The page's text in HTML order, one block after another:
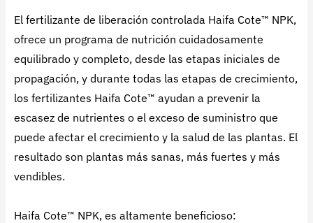
El fertilizante de liberación controlada Haifa Cote™ NPK,
ofrece un programa de nutrición cuidadosamente
equilibrado y completo, desde las etapas iniciales de
propagación, y durante todas las etapas de crecimiento,
los fertilizantes Haifa Cote™ ayudan a prevenir la
escasez de nutrientes o el exceso de suministro que
puede afectar el crecimiento y la salud de las plantas. El
resultado son plantas más sanas, más fuertes y más
vendibles.
Haifa Cote™ NPK, es altamente beneficioso: